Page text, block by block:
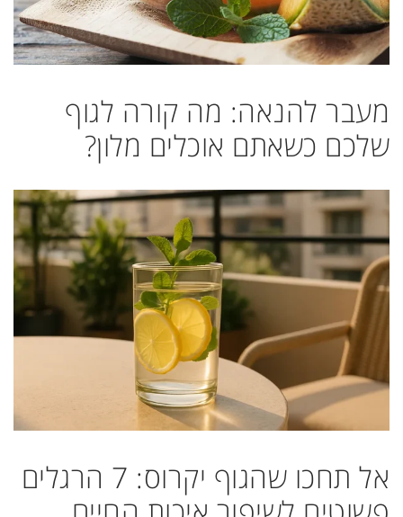
מעבר להנאה: מה קורה לגוף
שלכם כשאתם אוכלים מלון?
אל תחכו שהגוף יקרוס: 7 הרגלים